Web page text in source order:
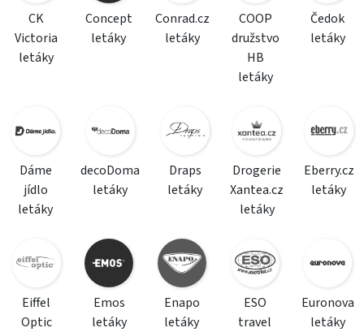
CK
Victoria
letáky
Concept
letáky
Conrad.cz
letáky
COOP
družstvo
HB
letáky
Čedok
letáky
Dáme
jídlo
letáky
decoDoma
letáky
Draps
letáky
Drogerie
Xantea.cz
letáky
Eberry.cz
letáky
Eiffel
Optic
Emos
letáky
Enapo
letáky
ESO
travel
Euronova
letáky